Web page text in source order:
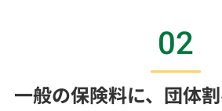
02
一般の保険料に、団体